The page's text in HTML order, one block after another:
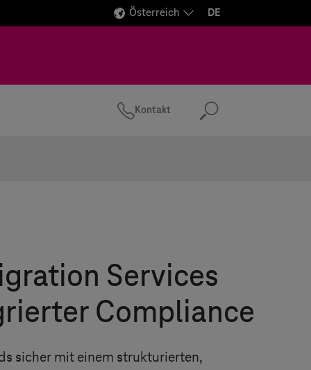
Österreich DE
Kontakt Suchen
Services
Compliance
sicher mit einem strukturierten,